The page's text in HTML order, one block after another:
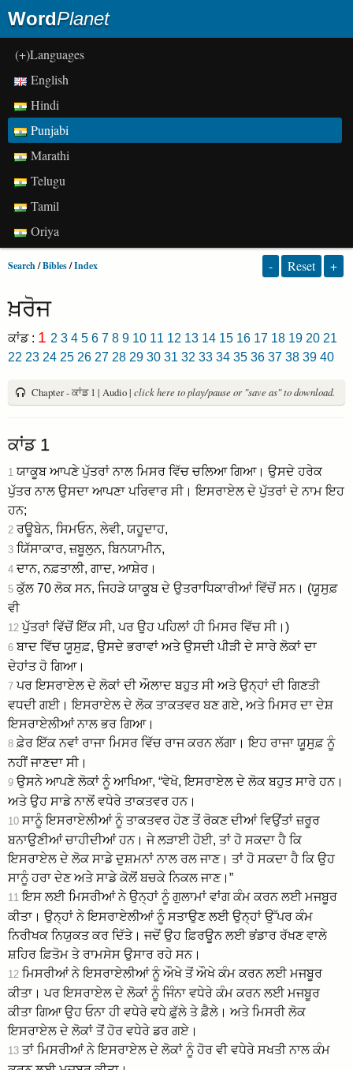
WordPlanet
(+)Languages
English
Hindi
Punjabi
Marathi
Telugu
Tamil
Oriya
Search/Bibles/Index - Reset +
ਖ਼ਰੋਜ
ਕਾਂਡ : 1 2 3 4 5 6 7 8 9 10 11 12 13 14 15 16 17 18 19 20 21
22 23 24 25 26 27 28 29 30 31 32 33 34 35 36 37 38 39 40
Chapter - ਕਾਂਡ 1 | Audio | click here to play/pause or "save as" to download.
ਕਾਂਡ 1
1 ਯਾਕੂਬ ਆਪਣੇ ਪੁੱਤਰਾਂ ਨਾਲ ਮਿਸਰ ਵਿੱਚ ਚਲਿਆ ਗਿਆ। ਉਸਦੇ ਹਰੇਕ
ਪੁੱਤਰ ਨਾਲ ਉਸਦਾ ਆਪਣਾ ਪਰਿਵਾਰ ਸੀ। ਇਸਰਾਏਲ ਦੇ ਪੁੱਤਰਾਂ ਦੇ ਨਾਮ ਇਹ
ਹਨ;
2 ਰਊਬੇਨ, ਸਿਮਓਨ, ਲੇਵੀ, ਯਹੂਦਾਹ,
3 ਯਿੱਸਾਕਾਰ, ਜ਼ਬੂਲੁਨ, ਬਿਨਯਾਮੀਨ,
4ਦਾਨ, ਨਫ਼ਤਾਲੀ, ਗਾਦ, ਆਸ਼ੇਰ।
5ਕੁੱਲ 70 ਲੋਕ ਸਨ, ਜਿਹੜੇ ਯਾਕੂਬ ਦੇ ਉਤਰਾਧਿਕਾਰੀਆਂ ਵਿੱਚੋਂ ਸਨ। (ਯੂਸੁਫ਼
ਵੀ
12ਪੁੱਤਰਾਂ ਵਿੱਚੋਂ ਇੱਕ ਸੀ, ਪਰ ਉਹ ਪਹਿਲਾਂ ਹੀ ਮਿਸਰ ਵਿੱਚ ਸੀ।)
6ਬਾਦ ਵਿੱਚ ਯੂਸੁਫ਼, ਉਸਦੇ ਭਰਾਵਾਂ ਅਤੇ ਉਸਦੀ ਪੀੜੀ ਦੇ ਸਾਰੇ ਲੋਕਾਂ ਦਾ
ਦੇਹਾਂਤ ਹੋ ਗਿਆ।
7ਪਰ ਇਸਰਾਏਲ ਦੇ ਲੋਕਾਂ ਦੀ ਔਲਾਦ ਬਹੁਤ ਸੀ ਅਤੇ ਉਨ੍ਹਾਂ ਦੀ ਗਿਣਤੀ
ਵਧਦੀ ਗਈ। ਇਸਰਾਏਲ ਦੇ ਲੋਕ ਤਾਕਤਵਰ ਬਣ ਗਏ, ਅਤੇ ਮਿਸਰ ਦਾ ਦੇਸ਼
ਇਸਰਾਏਲੀਆਂ ਨਾਲ ਭਰ ਗਿਆ।
8 ਫ਼ੇਰ ਇੱਕ ਨਵਾਂ ਰਾਜਾ ਮਿਸਰ ਵਿੱਚ ਰਾਜ ਕਰਨ ਲੱਗਾ। ਇਹ ਰਾਜਾ ਯੂਸੁਫ਼ ਨੂੰ
ਨਹੀਂ ਜਾਣਦਾ ਸੀ।
9 ਉਸਨੇ ਆਪਣੇ ਲੋਕਾਂ ਨੂੰ ਆਖਿਆ, “ਵੇਖੋ, ਇਸਰਾਏਲ ਦੇ ਲੋਕ ਬਹੁਤ ਸਾਰੇ ਹਨ।
ਅਤੇ ਉਹ ਸਾਡੇ ਨਾਲੋਂ ਵਧੇਰੇ ਤਾਕਤਵਰ ਹਨ।
10 ਸਾਨੂੰ ਇਸਰਾਏਲੀਆਂ ਨੂੰ ਤਾਕਤਵਰ ਹੋਣ ਤੋਂ ਰੋਕਣ ਦੀਆਂ ਵਿਉਂਤਾਂ ਜ਼ਰੂਰ
ਬਨਾਉਣੀਆਂ ਚਾਹੀਦੀਆਂ ਹਨ। ਜੇ ਲੜਾਈ ਹੋਈ, ਤਾਂ ਹੋ ਸਕਦਾ ਹੈ ਕਿ
ਇਸਰਾਏਲ ਦੇ ਲੋਕ ਸਾਡੇ ਦੁਸ਼ਮਨਾਂ ਨਾਲ ਰਲ ਜਾਣ। ਤਾਂ ਹੋ ਸਕਦਾ ਹੈ ਕਿ ਉਹ
ਸਾਨੂੰ ਹਰਾ ਦੇਣ ਅਤੇ ਸਾਡੇ ਕੋਲੋਂ ਬਚਕੇ ਨਿਕਲ ਜਾਣ।”
11ਇਸ ਲਈ ਮਿਸਰੀਆਂ ਨੇ ਉਨ੍ਹਾਂ ਨੂੰ ਗੁਲਾਮਾਂ ਵਾਂਗ ਕੰਮ ਕਰਨ ਲਈ ਮਜਬੂਰ
ਕੀਤਾ। ਉਨ੍ਹਾਂ ਨੇ ਇਸਰਾਏਲੀਆਂ ਨੂੰ ਸਤਾਉਣ ਲਈ ਉਨ੍ਹਾਂ ਉੱਪਰ ਕੰਮ
ਨਿਰੀਖਕ ਨਿਯੁਕਤ ਕਰ ਦਿੱਤੇ। ਜਦੋਂ ਉਹ ਫ਼ਿਰਊਨ ਲਈ ਭਂਡਾਰ ਰੱਖਣ ਵਾਲੇ
ਸ਼ਹਿਰ ਫ਼ਿਤੋਮ ਤੇ ਰਾਮਸੇਸ ਉਸਾਰ ਰਹੇ ਸਨ।
12 ਮਿਸਰੀਆਂ ਨੇ ਇਸਰਾਏਲੀਆਂ ਨੂੰ ਔਖੇ ਤੋਂ ਔਖੇ ਕੰਮ ਕਰਨ ਲਈ ਮਜਬੂਰ
ਕੀਤਾ। ਪਰ ਇਸਰਾਏਲ ਦੇ ਲੋਕਾਂ ਨੂੰ ਜਿੰਨਾ ਵਧੇਰੇ ਕੰਮ ਕਰਨ ਲਈ ਮਜਬੂਰ
ਕੀਤਾ ਗਿਆ ਉਹ ਓਨਾ ਹੀ ਵਧੇਰੇ ਵਧੇ ਫ਼ੁੱਲੇ ਤੇ ਫ਼ੈਲੇ। ਅਤੇ ਮਿਸਰੀ ਲੋਕ
ਇਸਰਾਏਲ ਦੇ ਲੋਕਾਂ ਤੋਂ ਹੋਰ ਵਧੇਰੇ ਡਰ ਗਏ।
13 ਤਾਂ ਮਿਸਰੀਆਂ ਨੇ ਇਸਰਾਏਲ ਦੇ ਲੋਕਾਂ ਨੂੰ ਹੋਰ ਵੀ ਵਧੇਰੇ ਸਖਤੀ ਨਾਲ ਕੰਮ